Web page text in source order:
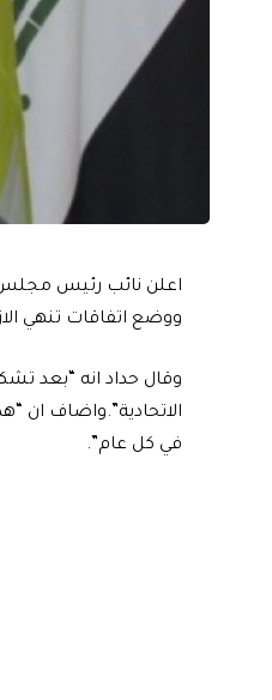
اعلن نائب رئيس مجلس
ووضع اتفاقات تنهي
وقال حداد انه “بعد
الاتحادية”.واضاف ان
في كل عام”.